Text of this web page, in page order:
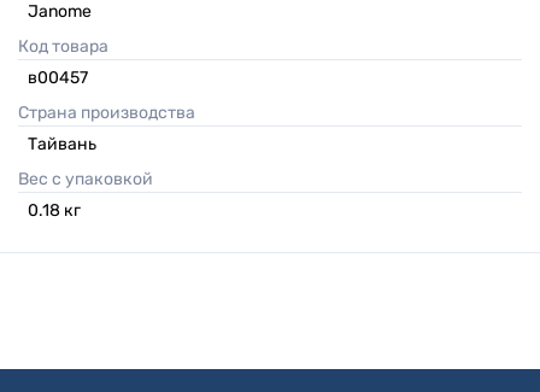
Janome
Код товара
в00457
Страна производства
Тайвань
Вес с упаковкой
0.18 кг